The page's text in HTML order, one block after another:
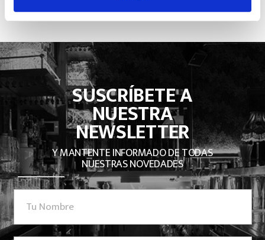
SUSCRÍBETE A
NUESTRA
NEWSLETTER
Y MANTENTE INFORMADO DE TODAS
NUESTRAS NOVEDADES